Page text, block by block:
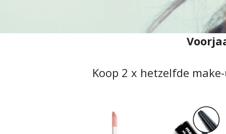
Koop 2 x hetzelfde